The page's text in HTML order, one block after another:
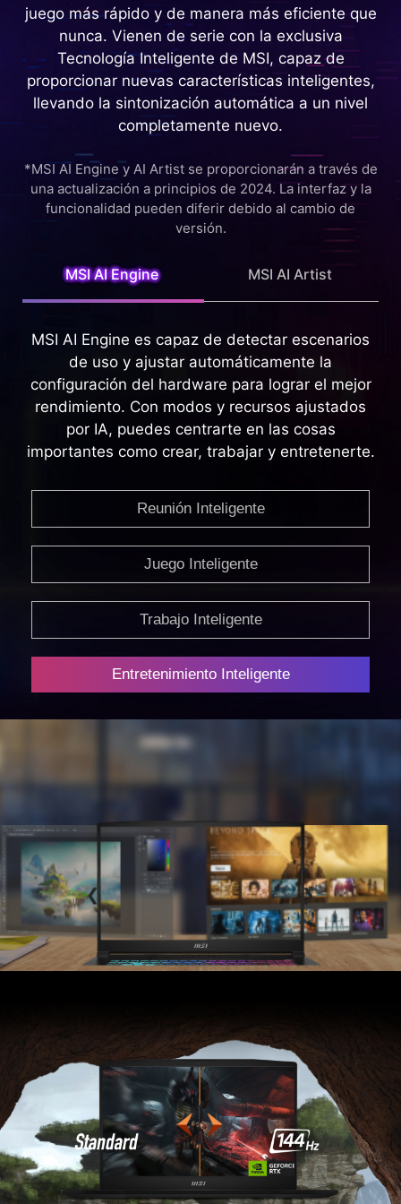
funcionalidad pueden diferir debido al cambio de
versión.
MSI AI Engine MSI AI Artist
MSI AI Engine es capaz de detectar escenarios
de uso y ajustar automáticamente la
configuración del hardware para lograr el mejor
rendimiento. Con modos y recursos ajustados
por IA, puedes centrarte en las cosas
importantes como crear, trabajar y entretenerte.
Juego Inteligente
Trabajo Inteligente
PANTALLA RÁPIDA Y FLUIDA
No se pierda ni un segundo con los
impresionantes efectos visuales y la suave tasa
de refresco de la pantalla IPS de 144 Hz.
ILUMINA CON ESTILO DE JUEGO